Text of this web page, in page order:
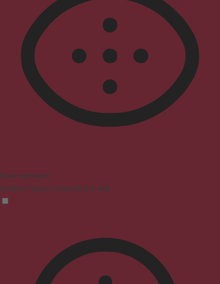
Mode malvoyant
Améliore l'aspect visuel du site web